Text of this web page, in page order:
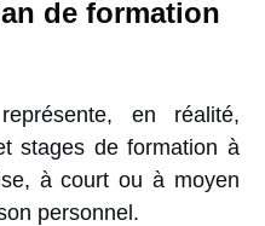
de formation
en réalité,
stages de formation à
à court ou à moyen
personnel.